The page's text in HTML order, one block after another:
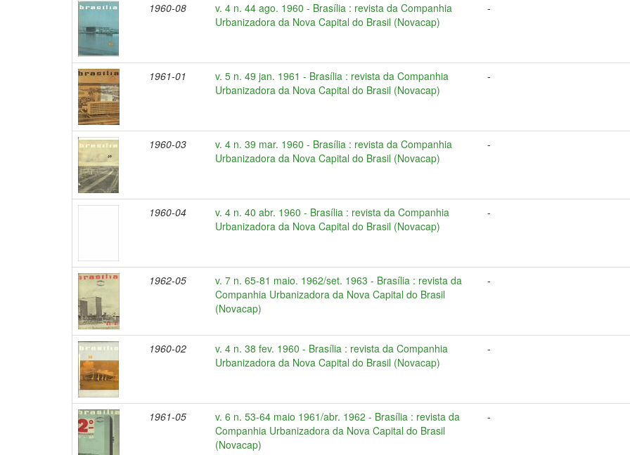
1960-08
v. 4 n. 44 ago. 1960 - Brasília : revista da Companhia
Urbanizadora da Nova Capital do Brasil (Novacap)
-
1961-01
v. 5 n. 49 jan. 1961 - Brasília : revista da Companhia
Urbanizadora da Nova Capital do Brasil (Novacap)
-
1960-03
v. 4 n. 39 mar. 1960 - Brasília : revista da Companhia
Urbanizadora da Nova Capital do Brasil (Novacap)
-
1960-04
v. 4 n. 40 abr. 1960 - Brasília : revista da Companhia
Urbanizadora da Nova Capital do Brasil (Novacap)
-
1962-05
v. 7 n. 65-81 maio. 1962/set. 1963 - Brasília : revista da
Companhia Urbanizadora da Nova Capital do Brasil
(Novacap)
-
1960-02
v. 4 n. 38 fev. 1960 - Brasília : revista da Companhia
Urbanizadora da Nova Capital do Brasil (Novacap)
-
1961-05
v. 6 n. 53-64 maio 1961/abr. 1962 - Brasília : revista da
Companhia Urbanizadora da Nova Capital do Brasil
(Novacap)
-